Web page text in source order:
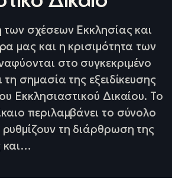
των σχέσεων Εκκλησίας και
μας και η κρισιμότητα των
στο συγκεκριμένο
τη σημασία της εξειδίκευσης
Εκκλησιαστικού Δικαίου. Το
περιλαμβάνει το σύνολο
τη διάρθρωση της
και…